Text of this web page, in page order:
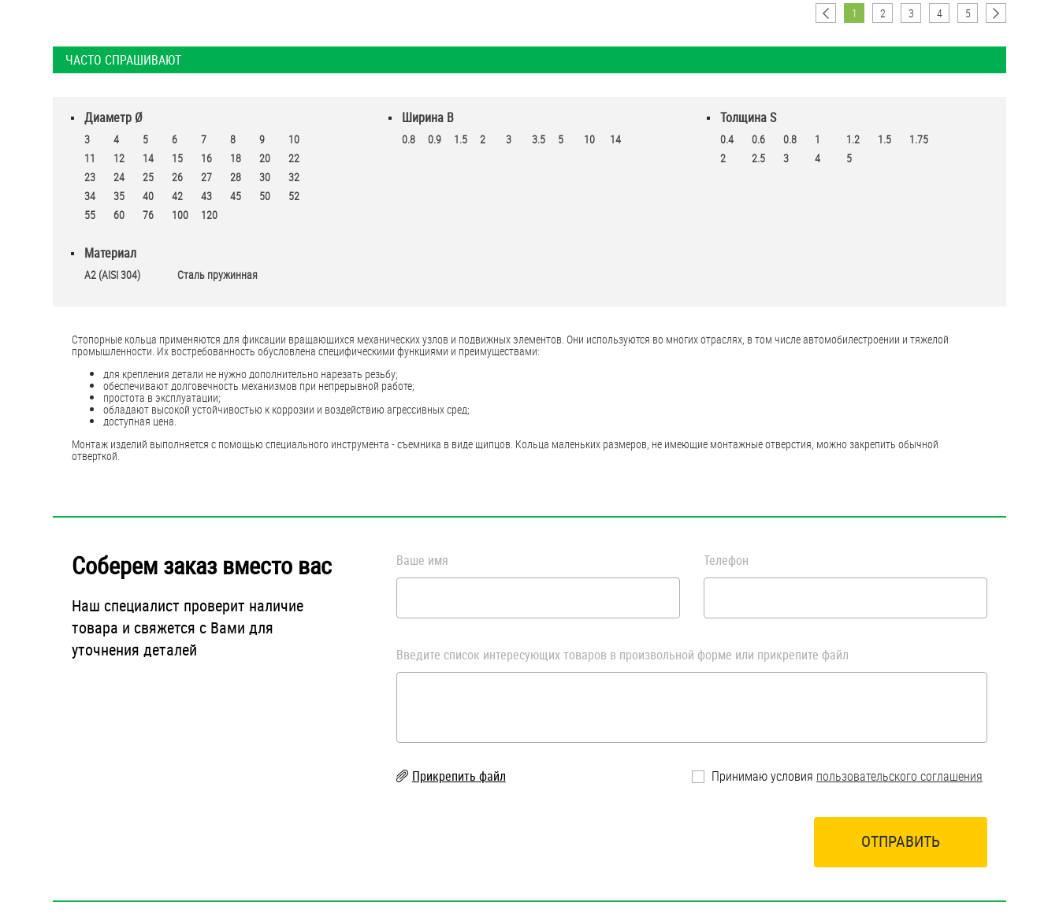
1 2 3 4 5
ЧАСТО СПРАШИВАЮТ
Диаметр Ø
3 4 5 6 7 8 9
10
11
12 14 15 16 18 20
22
23
24 25 26 27 28 30
32
34
35 40 42 43 45 50
52
55
60 76 100 120
Ширина B
0.8 0.9 1.5 2 3 3.5 5 10 14
Толщина S
0.4 0.6 0.8 1 1.2 1.5
1.75
2
2.5 3 4 5
Материал
А2 (AISI 304) Стaль пружинная
Стопорные кольца применяются для фиксации вращающихся механических узлов и подвижных элементов. Они используются во многих отраслях, в том числе автомобилестроении и тяжелой
промышленности. Их востребованность обусловлена специфическими функциями и преимуществами:
для крепления детали не нужно дополнительно нарезать резьбу;
обеспечивают долговечность механизмов при непрерывной работе;
простота в эксплуатации;
обладают высокой устойчивостью к коррозии и воздействию агрессивных сред;
доступная цена.
Монтаж изделий выполняется с помощью специального инструмента - съемника в виде щипцов. Кольца маленьких размеров, не имеющие монтажные отверстия, можно закрепить обычной
отверткой.
Соберем заказ вместо вас
Наш специалист проверит наличие
товара и свяжется с Вами для
уточнения деталей
Ваше имя Телефон
Введите список интересующих товаров в произвольной форме или прикрепите файл
Прикрепить файл Принимаю условия пользовательского соглашения
ОТПРАВИТЬ